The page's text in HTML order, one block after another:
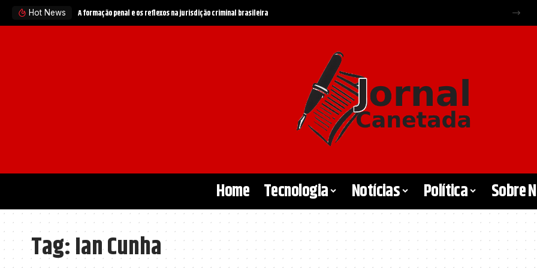
Hot News A formação penal e os reflexos na jurisdição criminal brasileira
Home Tecnologia Notícias Política Sobre
Tag:Ian Cunha